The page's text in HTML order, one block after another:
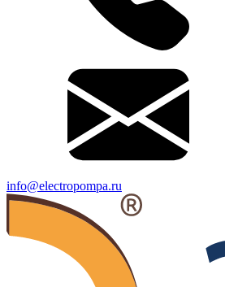
info@electropompa.ru